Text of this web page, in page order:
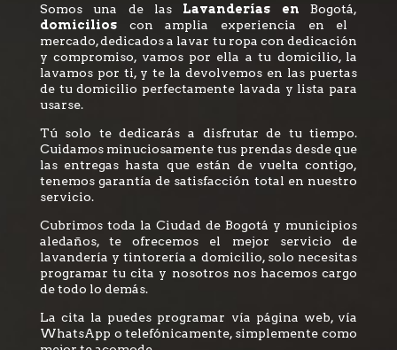
Somos una de las Lavanderías en Bogotá,
domicilioscon amplia experiencia en el
mercado, dedicados a lavar tu ropa con dedicación
y compromiso, vamos por ella a tu domicilio, la
lavamos por ti, y te la devolvemos en las puertas
de tu domicilio perfectamente lavada y lista para
usarse.
Tú solo te dedicarás a disfrutar de tu tiempo.
Cuidamos minuciosamente tus prendas desde que
las entregas hasta que están de vuelta contigo,
tenemos garantía de satisfacción total en nuestro
servicio.
Cubrimos toda la Ciudad de Bogotá y municipios
aledaños, te ofrecemos el mejor servicio de
lavandería y tintorería a domicilio, solo necesitas
programar tu cita y nosotros nos hacemos cargo
de todo lo demás.
La cita la puedes programar vía página web, vía
WhatsApp o telefónicamente, simplemente como